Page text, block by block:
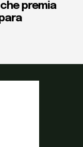
premia